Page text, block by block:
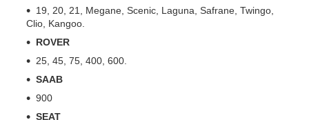
19, 20, 21, Megane, Scenic, Laguna, Safrane, Twingo,
Clio, Kangoo.
ROVER
25, 45, 75, 400, 600.
SAAB
900
SEAT